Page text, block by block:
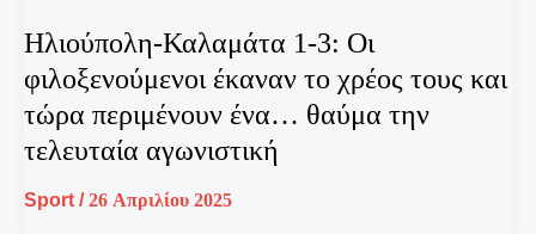
Ηλιούπολη-Καλαμάτα 1-3: Οι
φιλοξενούμενοι έκαναν το χρέος τους και
τώρα περιμένουν ένα… θαύμα την
τελευταία αγωνιστική
Sport /26 Απριλίου 2025